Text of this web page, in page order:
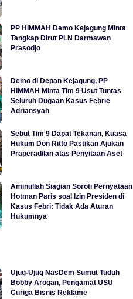
PP HIMMAH Demo Kejagung Minta
Tangkap Dirut PLN Darmawan
Prasodjo
Demo di Depan Kejagung, PP
HIMMAH Minta Tim 9 Usut Tuntas
Seluruh Dugaan Kasus Febrie
Adriansyah
Sebut Tim 9 Dapat Tekanan, Kuasa
Hukum Don Ritto Pastikan Ajukan
Praperadilan atas Penyitaan Aset
Aminullah Siagian Soroti Pernyataan
Hotman Paris soal Izin Presiden di
Kasus Febri: Tidak Ada Aturan
Hukumnya
Ujug-Ujug NasDem Sumut Tuduh
Bobby Arogan, Pengamat USU
Curiga Bisnis Reklame